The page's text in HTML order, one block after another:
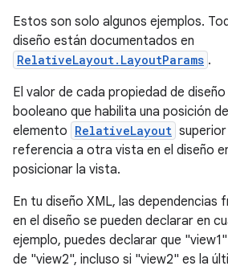
Estos son solo algunos ejemplos.
diseño están documentados en
RelativeLayout.LayoutParams .
El valor de cada propiedad de
booleano que habilita una posición
elemento RelativeLayout
referencia a otra vista en el diseño
posicionar la vista.
En tu diseño XML, las
en el diseño se pueden declarar en
ejemplo, puedes declarar que
de "view2", incluso si "view2" es la